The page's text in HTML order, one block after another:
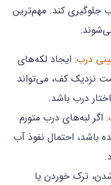
جلوگیری کند. مهم‌ترین
درب: ایجاد لکه‌های
نزدیک کف، می‌تواند
درب باشد.
اگر لبه‌های درب متورم
احتمال نفوذ آب
ترک خوردن یا